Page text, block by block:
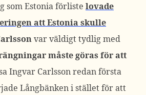
som Estonia förliste lovade
att Estonia skulle
var väldigt tydlig med
måste göras för att
Ingvar Carlsson redan första
Långbänken i stället för att